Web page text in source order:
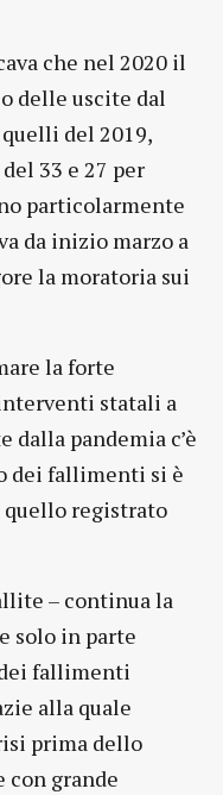
che nel 2020 il
delle uscite dal
del 2019,
33 e 27 per
particolarmente
da inizio marzo a
la moratoria sui
la forte
statali a
pandemia c’è
dei fallimenti si è
registrato
– continua la
solo in parte
fallimenti
alla quale
prima dello
con grande